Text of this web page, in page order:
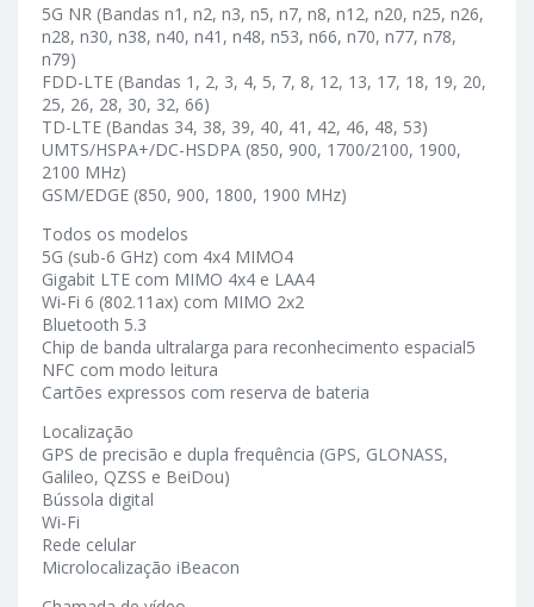
5G NR (Bandas n1, n2, n3, n5, n7, n8, n12, n20, n25, n26,
n28, n30, n38, n40, n41, n48, n53, n66, n70, n77, n78,
n79)
FDD-LTE (Bandas 1, 2, 3, 4, 5, 7, 8, 12, 13, 17, 18, 19, 20,
25, 26, 28, 30, 32, 66)
TD-LTE (Bandas 34, 38, 39, 40, 41, 42, 46, 48, 53)
UMTS/HSPA+/DC-HSDPA (850, 900, 1700/2100, 1900,
2100 MHz)
GSM/EDGE (850, 900, 1800, 1900 MHz)
Todos os modelos
5G (sub-6 GHz) com 4x4 MIMO4
Gigabit LTE com MIMO 4x4 e LAA4
Wi‑Fi 6 (802.11ax) com MIMO 2x2
Bluetooth 5.3
Chip de banda ultralarga para reconhecimento espacial5
NFC com modo leitura
Cartões expressos com reserva de bateria
Localização
GPS de precisão e dupla frequência (GPS, GLONASS,
Galileo, QZSS e BeiDou)
Bússola digital
Wi-Fi
Rede celular
Microlocalização iBeacon